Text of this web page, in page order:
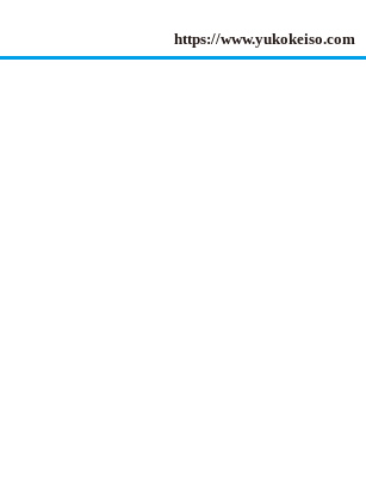
https://www.yukokeiso.com